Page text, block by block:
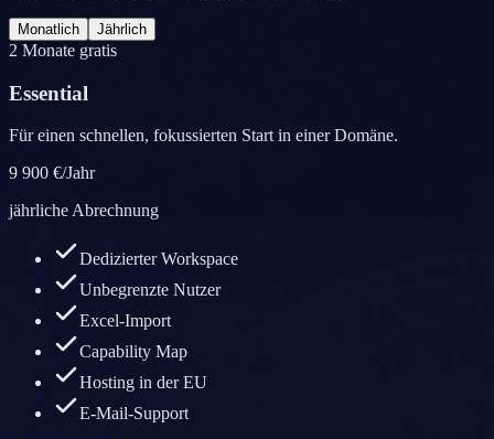
Monatlich Jährlich
2 Monate gratis
Essential
Für einen schnellen, fokussierten Start in einer Domäne.
9 900 €/Jahr
jährliche Abrechnung
Dedizierter Workspace
Unbegrenzte Nutzer
Excel-Import
Capability Map
Hosting in der EU
E-Mail-Support